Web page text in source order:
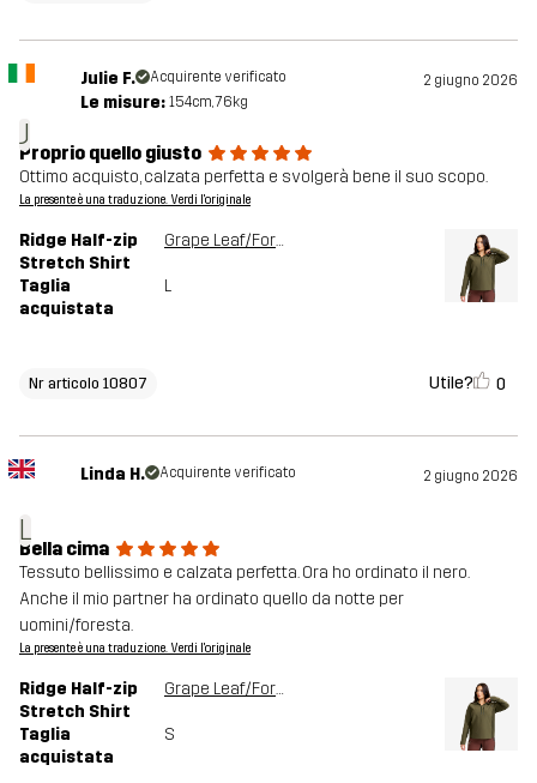
J
Julie F. Acquirente verificato 2 giugno 2026
Le misure: 154cm, 76kg
Proprio quello giusto
Ottimo acquisto, calzata perfetta e svolgerà bene il suo scopo.
La presente è una traduzione. Verdi l'originale
Ridge Half-zip
Stretch Shirt
Grape Leaf/Forest Night
Taglia
acquistata
L
Nr articolo 10807 Utile? 0
L
Linda H. Acquirente verificato 2 giugno 2026
Bella cima
Tessuto bellissimo e calzata perfetta. Ora ho ordinato il nero.
Anche il mio partner ha ordinato quello da notte per
uomini/foresta.
La presente è una traduzione. Verdi l'originale
Ridge Half-zip
Stretch Shirt
Grape Leaf/Forest Night
Taglia
acquistata
S